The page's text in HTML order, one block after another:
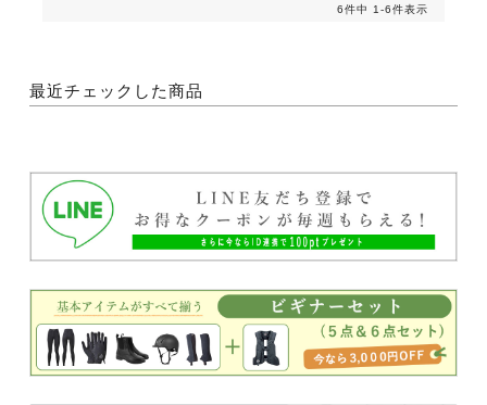
6件中 1-6件表示
最近チェックした商品